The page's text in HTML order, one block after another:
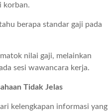
korban.
berapa standar gaji pada
nilai gaji, melainkan
sesi wawancara kerja.
Tidak Jelas
kelengkapan informasi yang